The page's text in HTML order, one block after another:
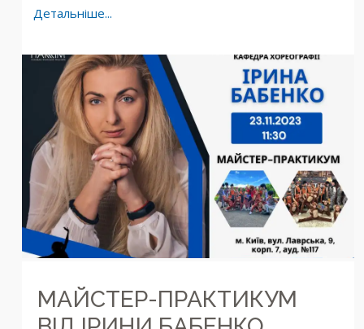
Детальніше...
МАЙСТЕР-ПРАКТИКУМ